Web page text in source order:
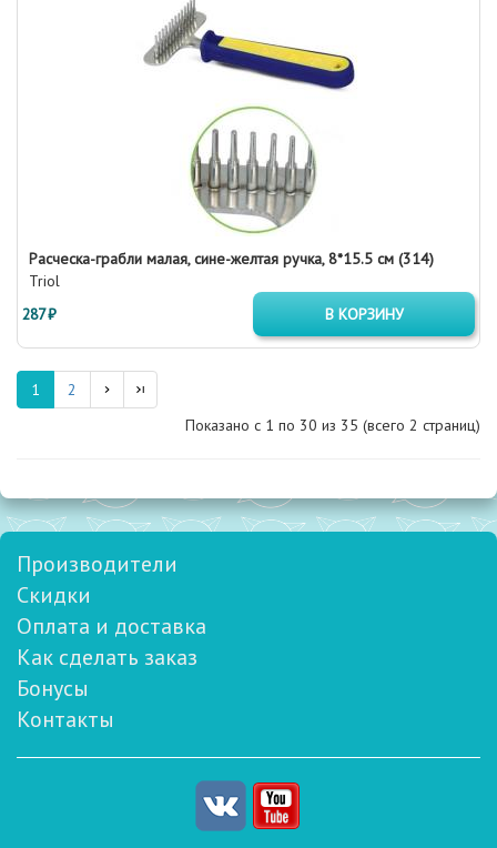
Расческа-грабли малая, сине-желтая ручка, 8*15.5 см (314)
Triol
287 ₽
В КОРЗИНУ
1
2
Показано с 1 по 30 из 35 (всего 2 страниц)
Производители
Скидки
Оплата и доставка
Как сделать заказ
Бонусы
Контакты